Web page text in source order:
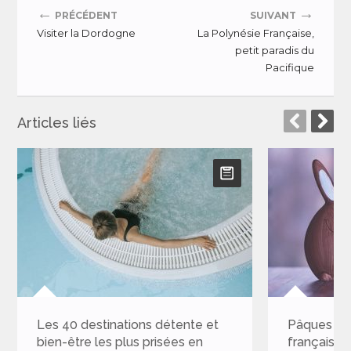
← PRÉCÉDENT
Visiter la Dordogne
SUIVANT →
La Polynésie Française,
petit paradis du
Pacifique
Articles liés
Pâques 2025 : Les 10 villes
françaises avec le plus de
Les 20
sur